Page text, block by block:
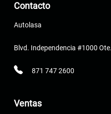
Contacto
Autolasa
Blvd. Independencia #1000
871 747 2600
Ventas